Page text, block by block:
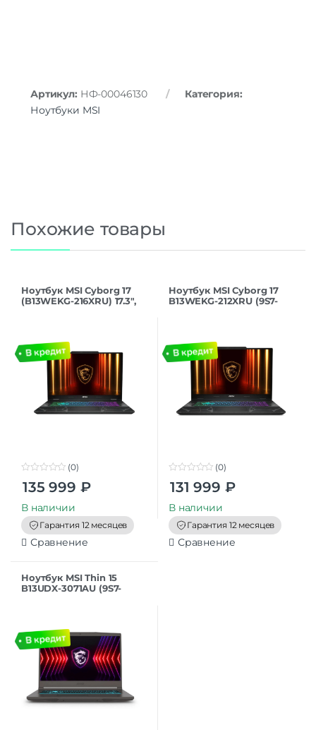
Артикул: НФ-00046130
Категория:
Ноутбуки MSI
Похожие товары
Ноутбук MSI Cyborg 17
(B13WEKG-216XRU) 17.3″,
t
o
f
5
(0)
135 999 ₽
В наличии
Гарантия 12 месяцев
Сравнение
Ноутбук MSI Cyborg 17
B13WEKG-212XRU (9S7-
t
o
f
5
(0)
131 999 ₽
В наличии
Гарантия 12 месяцев
Сравнение
Ноутбук MSI Thin 15
B13UDX-3071AU (9S7-